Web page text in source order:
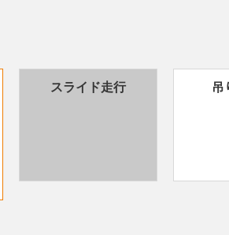
igus-icon-checkスライド走行 吊